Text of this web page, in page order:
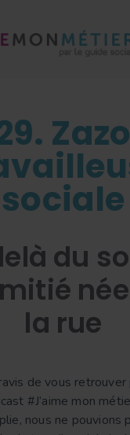
sociale
du
la rue
de vous retrouver
#J’aime mon
nous ne pouvions